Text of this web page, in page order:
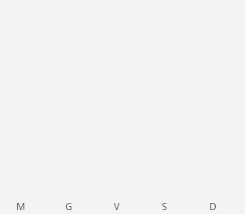
M G V S
D